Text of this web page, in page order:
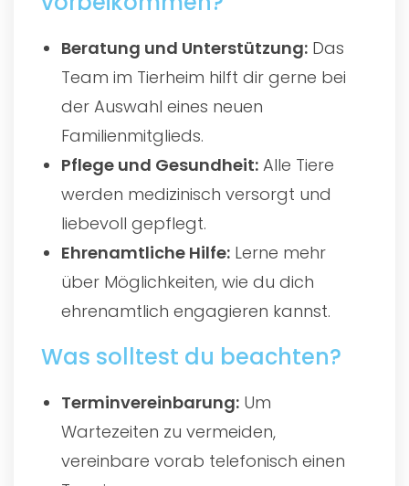
Beratung und Unterstützung: Das
Team im Tierheim hilft dir gerne bei
der Auswahl eines neuen
Familienmitglieds.
Pflege und Gesundheit: Alle Tiere
werden medizinisch versorgt und
liebevoll gepflegt.
Ehrenamtliche Hilfe: Lerne mehr
über Möglichkeiten, wie du dich
ehrenamtlich engagieren kannst.
Was solltest du beachten?
Terminvereinbarung: Um
Wartezeiten zu vermeiden,
vereinbare vorab telefonisch einen